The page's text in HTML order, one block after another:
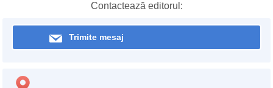
Contactează editorul:
Trimite mesaj